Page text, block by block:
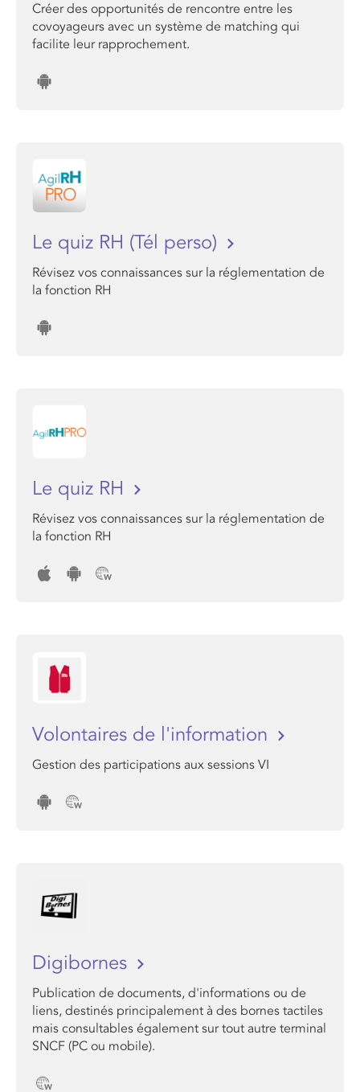
Créer des opportunités de rencontre entre les
covoyageurs avec un système de matching qui
facilite leur rapprochement.
Le quiz RH (Tél perso)
Révisez vos connaissances sur la réglementation de
la fonction RH
Le quiz RH
Révisez vos connaissances sur la réglementation de
la fonction RH
Volontaires de l'information
Gestion des participations aux sessions VI
Digibornes
Publication de documents, d'informations ou de
liens, destinés principalement à des bornes tactiles
mais consultables également sur tout autre terminal
SNCF (PC ou mobile).